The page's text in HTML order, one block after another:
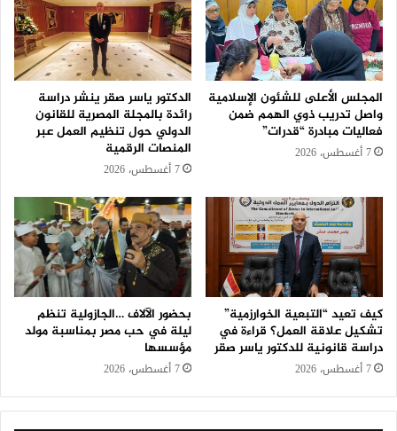
المجلس الأعلى للشئون الإسلامية
واصل تدريب ذوي الهمم ضمن
فعاليات مبادرة “قدرات”
7 أغسطس، 2026
الدكتور ياسر صقر ينشر دراسة
رائدة بالمجلة المصرية للقانون
الدولي حول تنظيم العمل عبر
المنصات الرقمية
7 أغسطس، 2026
كيف تعيد “التبعية الخوارزمية”
تشكيل علاقة العمل؟ قراءة في
دراسة قانونية للدكتور ياسر صقر
7 أغسطس، 2026
بحضور الآلاف …الجازولية تنظم
ليلة في حب مصر بمناسبة مولد
مؤسسها
7 أغسطس، 2026